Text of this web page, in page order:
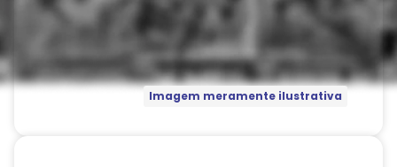
Imagem meramente ilustrativa